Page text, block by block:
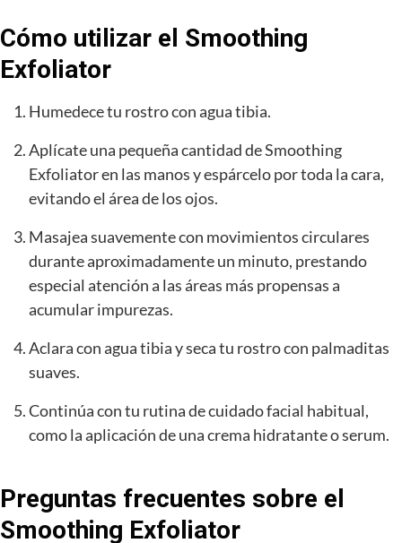
Cómo utilizar el Smoothing
Exfoliator
Humedece tu rostro con agua tibia.
Aplícate una pequeña cantidad de Smoothing
Exfoliator en las manos y espárcelo por toda la cara,
evitando el área de los ojos.
Masajea suavemente con movimientos circulares
durante aproximadamente un minuto, prestando
especial atención a las áreas más propensas a
acumular impurezas.
Aclara con agua tibia y seca tu rostro con palmaditas
suaves.
Continúa con tu rutina de cuidado facial habitual,
como la aplicación de una crema hidratante o serum.
Preguntas frecuentes sobre el
Smoothing Exfoliator